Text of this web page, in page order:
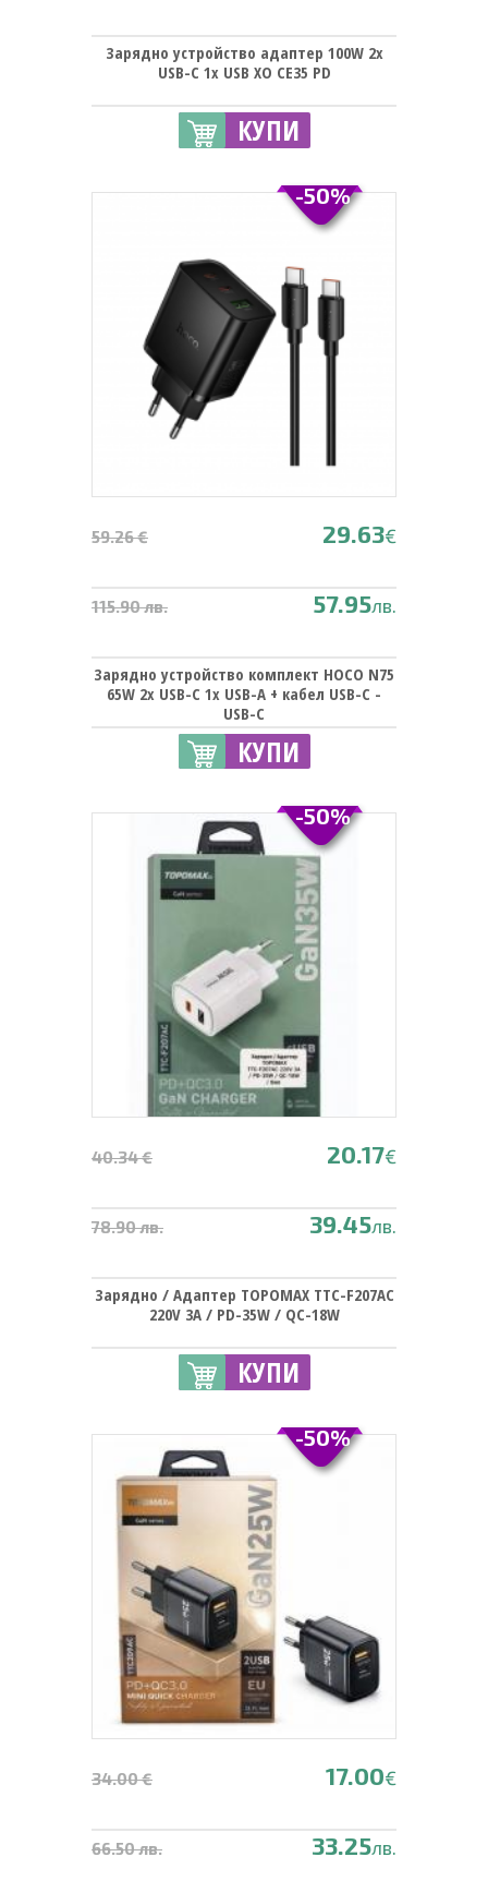
Зарядно устройство адаптер 100W 2x
USB-C 1x USB XO CE35 PD
КУПИ
59.26 € 29.63€
115.90 лв. 57.95лв.
Зарядно устройство комплект HOCO N75
65W 2x USB-C 1x USB-A + кабел USB-C -
USB-C
КУПИ
-50%
40.34 € 20.17€
78.90 лв. 39.45лв.
Зарядно / Адаптер TOPOMAX TTC-F207AC
220V 3A / PD-35W / QC-18W
КУПИ
-50%
34.00 € 17.00€
66.50 лв. 33.25лв.
-50%